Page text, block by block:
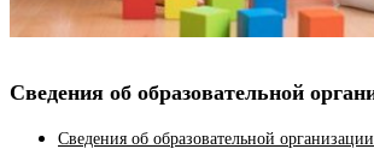
Сведения об образовательной
Сведения об образовательной организации